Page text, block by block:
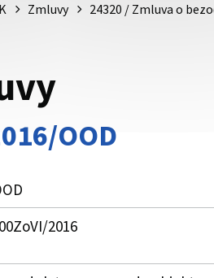
Zmluvy 24320 / Zmluva o
OOD
2016